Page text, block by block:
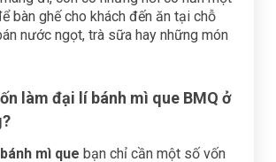
bàn ghế cho khách đến ăn tại chỗ
nước ngọt, trà sữa hay những món
làm đại lí bánh mì que BMQ ở
mì que bạn chỉ cần một số vốn